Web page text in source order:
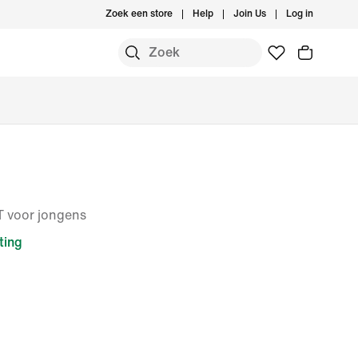
Zoek een store Help Join Us Log in
voor jongens